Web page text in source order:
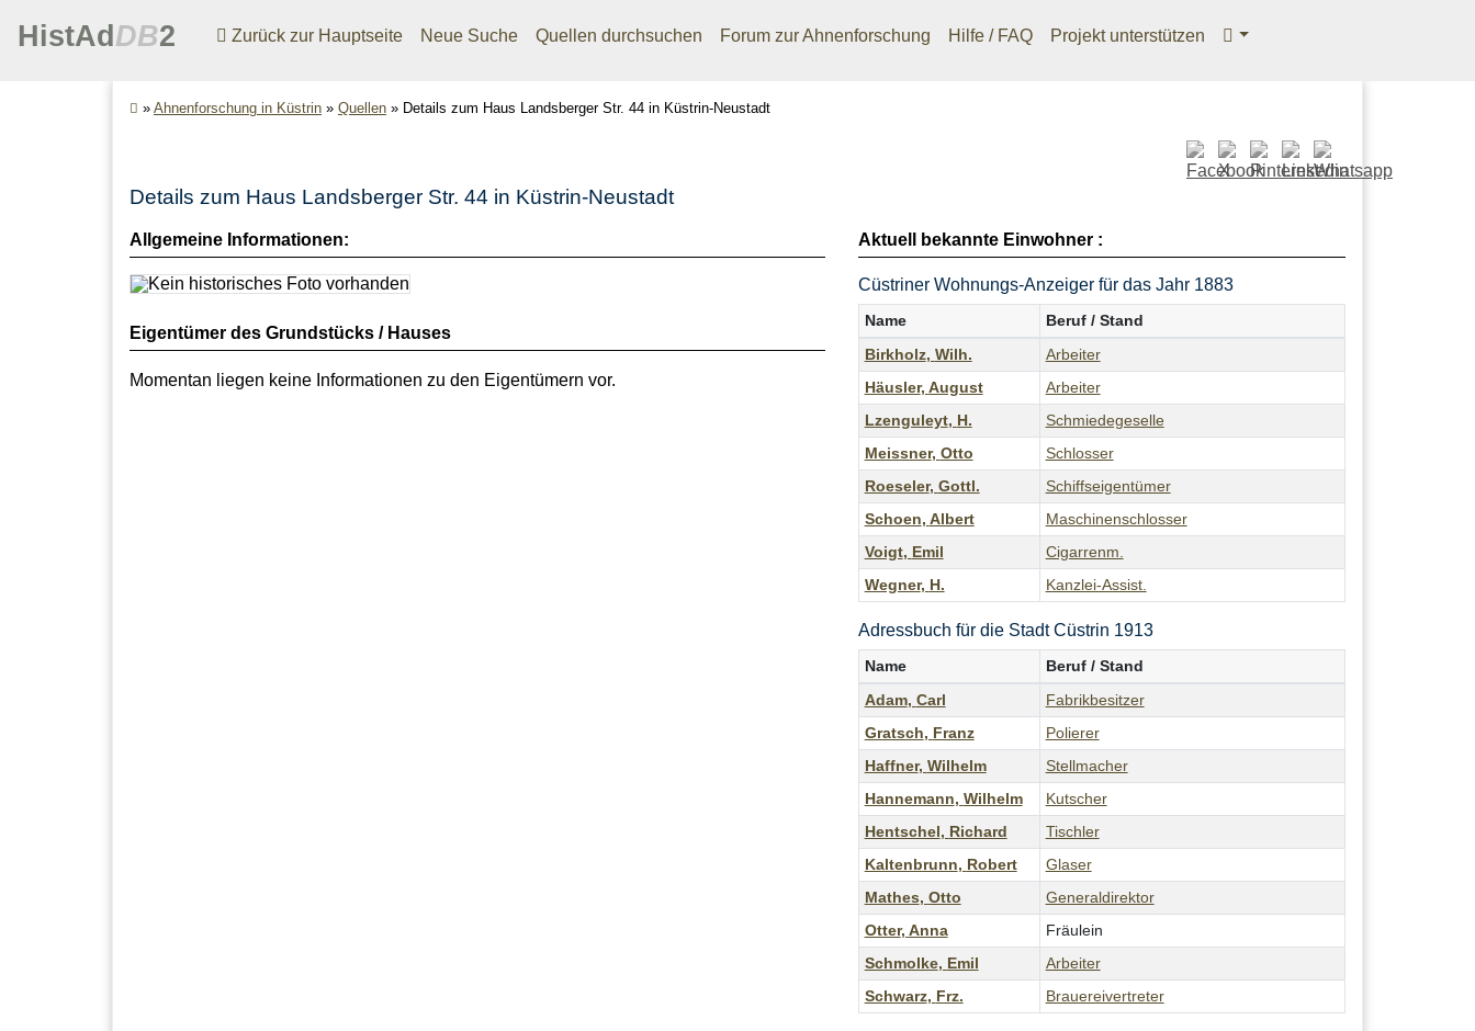
HistAd DB2 Zurück zur Hauptseite Neue Suche Quellen durchsuchen Forum zur Ahnenforschung Hilfe / FAQ Projekt unterstützen
» Ahnenforschung in Küstrin » Quellen » Details zum Haus Landsberger Str. 44 in Küstrin-Neustadt
Details zum Haus Landsberger Str. 44 in Küstrin-Neustadt
Allgemeine Informationen:
Eigentümer des Grundstücks / Hauses
Momentan liegen keine Informationen zu den Eigentümern vor.
Aktuell bekannte Einwohner :
Cüstriner Wohnungs-Anzeiger für das Jahr 1883
Name
Beruf / Stand
Birkholz, Wilh.
Arbeiter
Häusler, August
Arbeiter
Lzenguleyt, H.
Schmiedegeselle
Meissner, Otto
Schlosser
Roeseler, Gottl.
Schiffseigentümer
Schoen, Albert
Maschinenschlosser
Voigt, Emil
Cigarrenm.
Wegner, H. Kanzlei-Assist.
Adressbuch für die Stadt Cüstrin 1913
Name
Beruf / Stand
Adam, Carl
Fabrikbesitzer
Gratsch, Franz
Polierer
Haffner, Wilhelm
Stellmacher
Hannemann, Wilhelm
Kutscher
Hentschel, Richard
Tischler
Kaltenbrunn, Robert
Glaser
Mathes, Otto
Generaldirektor
Otter, Anna
Fräulein
Schmolke, Emil
Arbeiter
Schwarz, Frz. Brauereivertreter